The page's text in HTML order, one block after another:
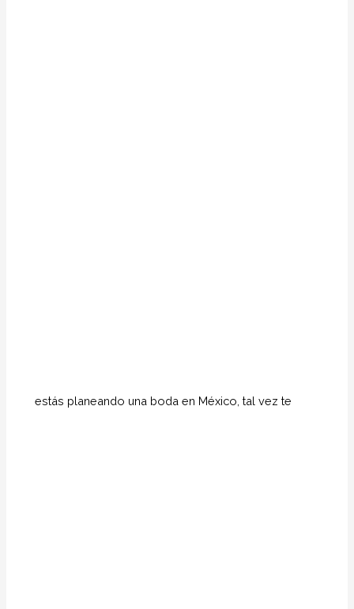
estás planeando una boda en México, tal vez te